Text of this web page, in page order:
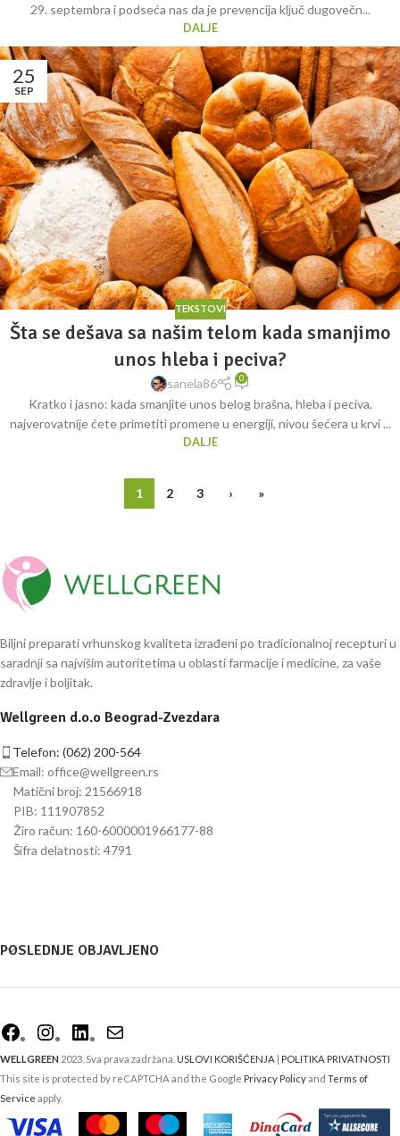
29. septembra i podseća nas da je prevencija ključ dugovečn...
DALJE
25
SEP
TEKSTOVI
Šta se dešava sa našim telom kada smanjimo
unos hleba i peciva?
sanela86 0
Kratko i jasno: kada smanjite unos belog brašna, hleba i peciva,
najverovatnije ćete primetiti promene u energiji, nivou šećera u krvi ...
DALJE
1 2 3 › »
Biljni preparati vrhunskog kvaliteta izrađeni po tradicionalnoj recepturi u
saradnji sa najvišim autoritetima u oblasti farmacije i medicine, za vaše
zdravlje i boljitak.
Wellgreen d.o.o Beograd-Zvezdara
Telefon: (062) 200-564
Email: office@wellgreen.rs
Matični broj: 21566918
PIB: 111907852
Žiro račun: 160-6000001966177-88
Šifra delatnosti: 4791
POSLEDNJE OBJAVLJENO
WELLGREEN 2023. Sva prava zadržana. USLOVI KORIŠĆENJA | POLITIKA PRIVATNOSTI
This site is protected by reCAPTCHA and the Google Privacy Policy and Terms of
Service apply.